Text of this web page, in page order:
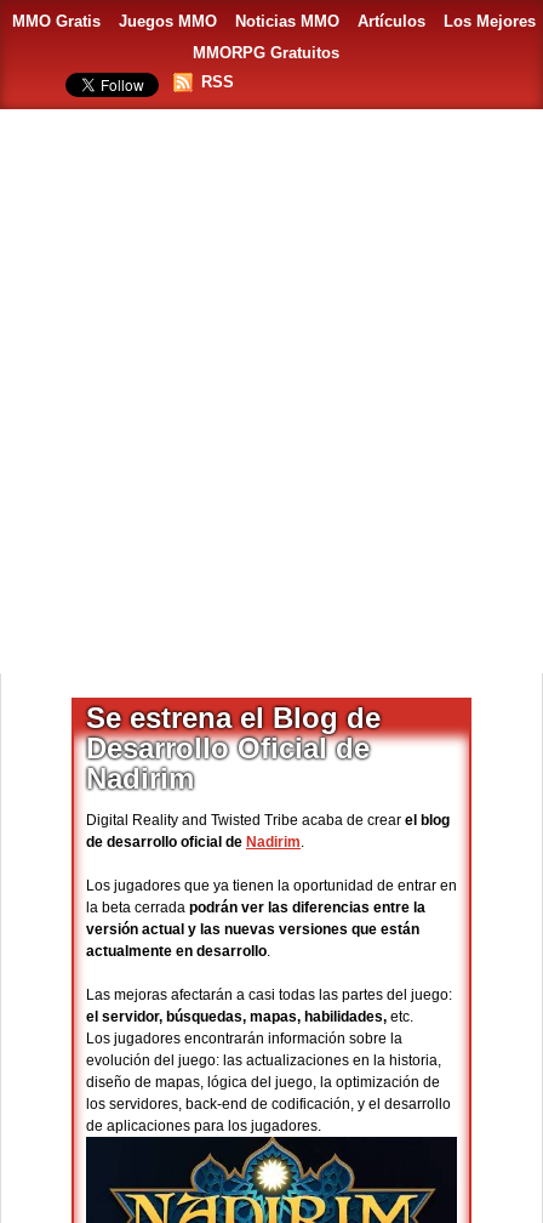
MMO Gratis Juegos MMO Noticias MMO Artículos
Los Mejores
MMORPG Gratuitos
RSS
Se estrena el Blog de
Desarrollo Oficial de
Nadirim
Digital Reality and Twisted Tribe acaba de crear el blog
de desarrollo oficial de Nadirim.
Los jugadores que ya tienen la oportunidad de entrar en
la beta cerrada podrán ver las diferencias entre la
versión actual y las nuevas versiones que están
actualmente en desarrollo.
Las mejoras afectarán a casi todas las partes del juego:
el servidor, búsquedas, mapas, habilidades, etc.
Los jugadores encontrarán información sobre la
evolución del juego: las actualizaciones en la historia,
diseño de mapas, lógica del juego, la optimización de
los servidores, back-end de codificación, y el desarrollo
de aplicaciones para los jugadores.